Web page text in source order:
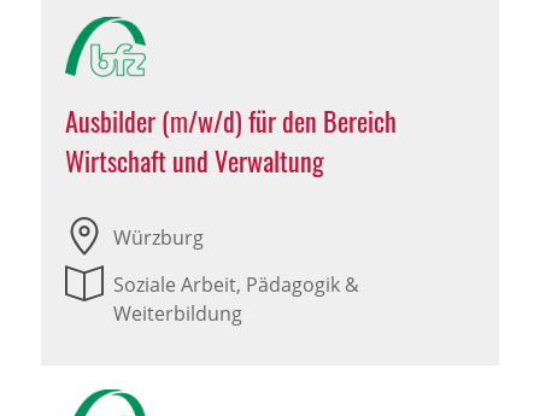
Ausbilder (m/w/d) für den Bereich
Wirtschaft und Verwaltung
Würzburg
Soziale Arbeit, Pädagogik &
Weiterbildung